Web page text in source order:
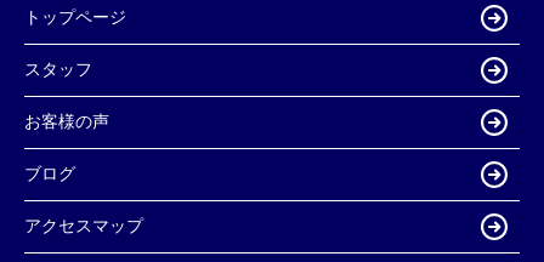
トップページ
スタッフ
お客様の声
ブログ
アクセスマップ